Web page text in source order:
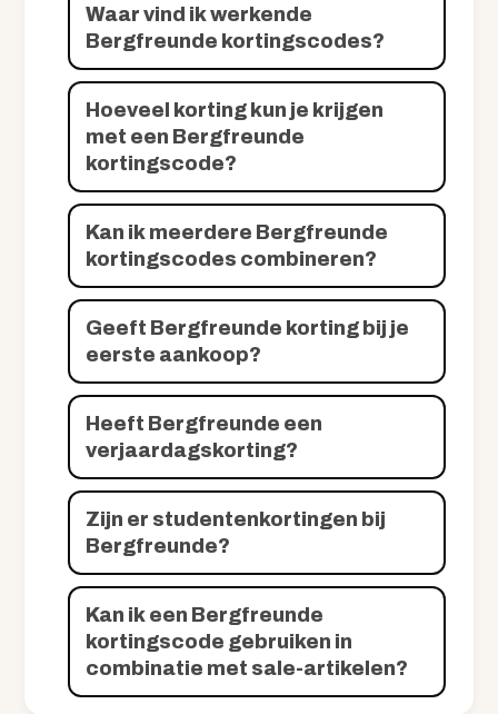
Waar vind ik werkende
Bergfreunde kortingscodes?
Hoeveel korting kun je krijgen
met een Bergfreunde
kortingscode?
Kan ik meerdere Bergfreunde
kortingscodes combineren?
Geeft Bergfreunde korting bij je
eerste aankoop?
Heeft Bergfreunde een
verjaardagskorting?
Zijn er studentenkortingen bij
Bergfreunde?
Kan ik een Bergfreunde
kortingscode gebruiken in
combinatie met sale-artikelen?